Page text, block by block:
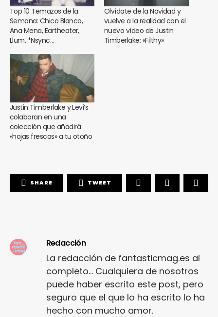
Top 10 Temazos de la
Semana: Chico Blanco,
Ana Mena, Eartheater,
Llum, *Nsync…
Olvídate de la Navidad y
vuelve a la realidad con el
nuevo vídeo de Justin
Timberlake: «Filthy»
Justin Timberlake y Levi’s
colaboran en una
colección que añadirá
«hojas frescas» a tu otoño
SHARE TWEET
Redacción
La redacción de fantasticmag.es al
completo... Cualquiera de nosotros
puede haber escrito este post, pero
seguro que el que lo ha escrito lo ha
hecho con mucho amor.